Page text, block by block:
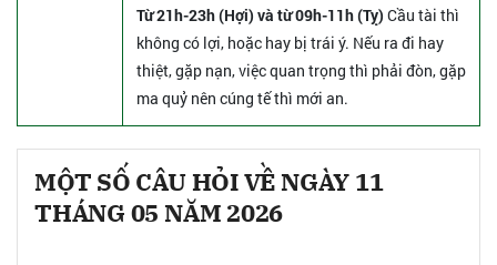
Từ 21h-23h (Hợi) và từ 09h-11h (Tỵ) Cầu tài thì
không có lợi, hoặc hay bị trái ý. Nếu ra đi hay
thiệt, gặp nạn, việc quan trọng thì phải đòn, gặp
ma quỷ nên cúng tế thì mới an.
MỘT SỐ CÂU HỎI VỀ NGÀY 11
THÁNG 05 NĂM 2026